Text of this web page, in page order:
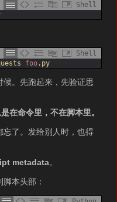
Shell
Shell
foo.py
。先跑起来，先验证思
在命令里，不在脚本里。
忘了。发给别人时，也得
metadata。
本头部：